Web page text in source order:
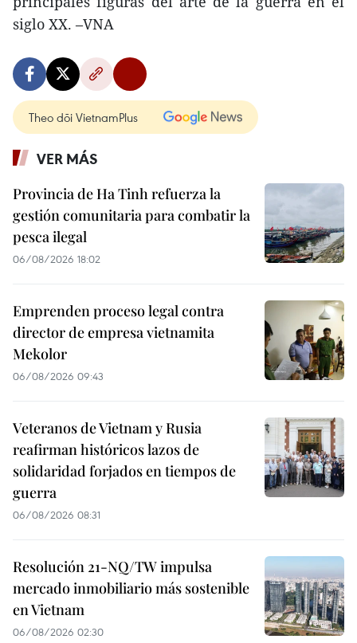
siglo XX. –VNA
Theo dõi VietnamPlus
VER MÁS
Provincia de Ha Tinh refuerza la
gestión comunitaria para combatir la
pesca ilegal
06/08/2026 18:02
Emprenden proceso legal contra
director de empresa vietnamita
Mekolor
06/08/2026 09:43
Veteranos de Vietnam y Rusia
reafirman históricos lazos de
solidaridad forjados en tiempos de
guerra
06/08/2026 08:31
Resolución 21-NQ/TW impulsa
mercado inmobiliario más sostenible
en Vietnam
06/08/2026 02:30